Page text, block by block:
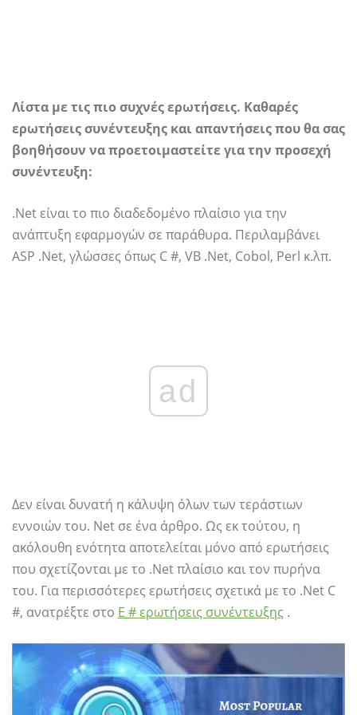
Λίστα με τις πιο συχνές ερωτήσεις. Καθαρές
ερωτήσεις συνέντευξης και απαντήσεις που θα σας
βοηθήσουν να προετοιμαστείτε για την προσεχή
συνέντευξη:
.Net είναι το πιο διαδεδομένο πλαίσιο για την
ανάπτυξη εφαρμογών σε παράθυρα. Περιλαμβάνει
ASP .Net, γλώσσες όπως C #, VB .Net, Cobol, Perl κ.λπ.
ad
Δεν είναι δυνατή η κάλυψη όλων των τεράστιων
εννοιών του. Net σε ένα άρθρο. Ως εκ τούτου, η
ακόλουθη ενότητα αποτελείται μόνο από ερωτήσεις
που σχετίζονται με το .Net πλαίσιο και τον πυρήνα
του. Για περισσότερες ερωτήσεις σχετικά με το .Net C
#, ανατρέξτε στο Ε # ερωτήσεις συνέντευξης .